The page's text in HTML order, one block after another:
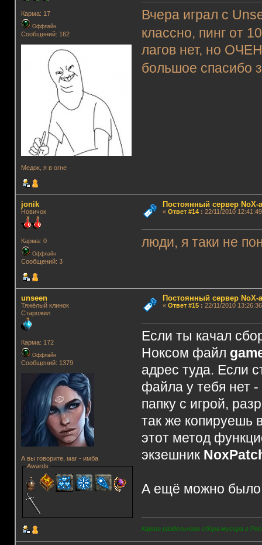
Карма: 17
Оффлайн
Сообщений: 162
Медок, я в огне
Вчера играл с
классно, пинг от
лагов нет, но
большое спасибо
jonik
Новичок
Карма: 0
Оффлайн
Сообщений: 3
Постоянный сервер NoX-а
« Ответ #14: 22/11/2010
люди, я таки не
unseen
Тяжёлый клинок
Старожил
Карма: 172
Оффлайн
Сообщений: 1379
А вы говорите, маг - имба
Awards
Постоянный сервер NoX-а
« Ответ #15: 22/11/2010
Если ты качал
Ноксом файл
адрес туда. Если
файла у тебя нет -
папку с игрой,
так же копируешь
этот метод
экзешник
А ещё можно
Карта раздельного сбора мусора в